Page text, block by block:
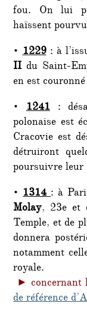
fou. On lui
haïssent
•1229 : à
IIdu Saint-
en est
• 1241 :
polonaise est
Cracovie est
détruiront
poursuivre leur
•1314 : à
Molay, 23e et
Temple, et de
donnera
notamment
royale.
► concernant
de référence